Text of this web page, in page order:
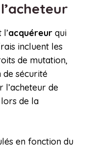
acquéreur qui
incluent les
de mutation,
sécurité
l’acheteur de
de la
en fonction du